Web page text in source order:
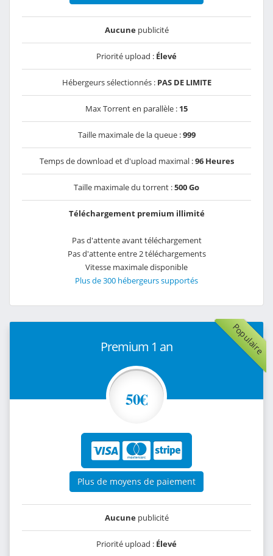
Aucunepublicité
Priorité upload : Élevé
Hébergeurs sélectionnés : PAS DE LIMITE
Max Torrent en parallèle : 15
Taille maximale de la queue :999
Temps de download et d'upload maximal :96 Heures
Taille maximale du torrent :500 Go
Téléchargement premium illimité
Pas d'attente avant téléchargement
Pas d'attente entre 2 téléchargements
Vitesse maximale disponible
Plus de 300 hébergeurs supportés
Populaire
Premium 1 an
50€
Plus de moyens de paiement
Aucunepublicité
Priorité upload : Élevé